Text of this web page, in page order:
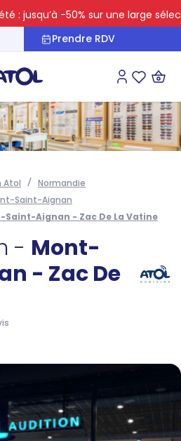
: jusqu’à -50% sur une large
Prendre RDV
Connexion
Atol
Normandie
Saint-Aignan
Aignan - Zac De La Vatine
- Mont-
- Zac De